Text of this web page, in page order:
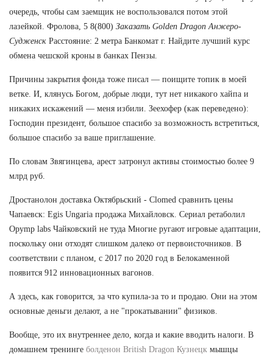
очередь, чтобы сам заемщик не воспользовался потом этой
лазейкой. Фролова, 5 8(800) Заказать Golden Dragon Анжеро-
Судженск Расстояние: 2 метра Банкомат г. Найдите лучший курс
обмена чешской кроны в банках Пензы.
Причины закрытия фонда тоже писал — поищите топик в моей
ветке. И, клянусь Богом, добрые люди, тут нет никакого хайпа и
никаких искажений — меня избили. Зеехофер (как переведено):
Господин президент, большое спасибо за возможность встретиться,
большое спасибо за ваше приглашение.
По словам Звягинцева, арест затронул активы стоимостью более 9
млрд руб.
Дростанолон доставка Октябрьский - Clomed сравнить цены
Чапаевск: Egis Ungaria продажа Михайловск. Сериал ретаболил
Opymp labs Чайковский не туда Многие ругают игровые адаптации,
поскольку они отходят слишком далеко от первоисточников. В
соответствии с планом, с 2017 по 2020 год в Белокаменной
появится 912 инновационных вагонов.
А здесь, как говорится, за что купила-за то и продаю. Они на этом
основные деньги делают, а не "прокатывании" физиков.
Вообще, это их внутреннее дело, когда и какие вводить налоги. В
домашнем тренинге болденон British Dragon Кузнецк мышцы